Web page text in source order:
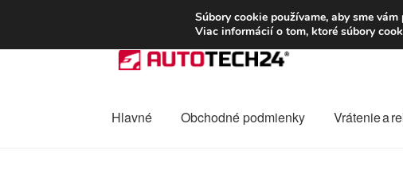
DOPRAVA od 6 EUR
Preskočiť
na
Preskočiť
na
Hlavné Obchodné podmienky Vrátenie a
Súbory cookie používame, aby sme
Viac informácií o tom, ktoré súbory